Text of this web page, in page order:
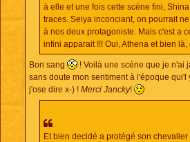
à elle et une fois cette scéne fini,
traces. Seiya inconciant, on pourrait
à nos deux protagoniste. Mais c'est a
infini apparait !!! Oui, Athena et bien là,
Bon sang
! Voilà une scéne que je n'ai
sans doute mon sentiment à l'époque qui'l
j'ose dire x-) ! Merci Jancky!
Et bien decidé a protégé son